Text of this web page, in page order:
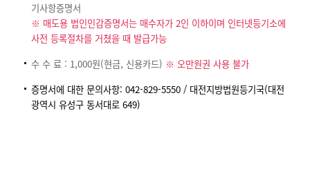
기사항증명서
※ 매도용 법인인감증명서는 매수자가 2인 이하이며 인터넷등기소에
사전 등록절차를 거쳤을 때 발급가능
수 수 료 : 1,000원(현금, 신용카드) ※ 오만원권 사용 불가
증명서에 대한 문의사항: 042-829-5550 / 대전지방법원등기국(대전
광역시 유성구 동서대로 649)